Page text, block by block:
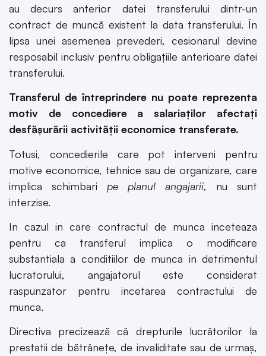
au decurs anterior datei transferului dintr-un
contract de muncă existent la data transferului. În
lipsa unei asemenea prevederi, cesionarul devine
resposabil inclusiv pentru obligațiile anterioare datei
transferului.
Transferul de întreprindere nu poate reprezenta
motiv de concediere a salariaților afectați
desfășurării activității economice transferate.
Totusi, concedierile care pot interveni pentru
motive economice, tehnice sau de organizare, care
implica schimbari pe planul angajarii, nu sunt
interzise.
In cazul in care contractul de munca inceteaza
pentru ca transferul implica o modificare
substantiala a conditiilor de munca in detrimentul
lucratorului, angajatorul este considerat
raspunzator pentru incetarea contractului de
munca.
Directiva precizează că drepturile lucrătorilor la
prestatii de bătrânețe, de invaliditate sau de urmaș,